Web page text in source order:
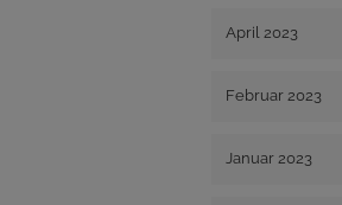
April 2023
Februar 2023
Januar 2023